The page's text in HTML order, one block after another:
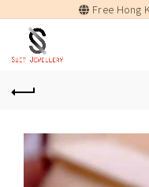
Free Hong